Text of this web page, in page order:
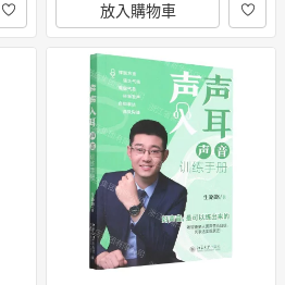
放入購物車